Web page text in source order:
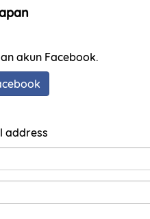
akun Facebook.
address